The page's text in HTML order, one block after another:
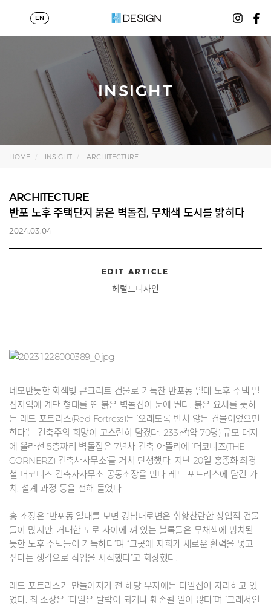
EN
INSIGHT
HOME INSIGHT ARCHITECTURE
ARCHITECTURE
반포 노후 주택단지 붉은 벽돌집, 무채색 도시를 밝히다
2024.03.04
EDIT ARTICLE
헤럴드디자인
네모반듯한 회색빛 콘크리트 건물로 가득찬 반포동 일대 노후 주택 밀
집지역에 계단 형태를 띤 붉은 벽돌집이 눈에 띈다. 붉은 요새를 뜻하
는 레드 포트리스(Red Fortress)는 ‘오래도록 변치 않는 건물이었으면
한다’는 건축주의 희망이 고스란히 담겼다. 233㎡(약 70평) 규모 대지
에 올라선 5층짜리 벽돌집은 7년차 건축 아뜰리에 ‘더코너즈(THE
CORNERZ) 건축사사무소’를 거쳐 탄생했다. 지난 20일 홍종화·최경
철 더코너즈 건축사사무소 공동소장을 만나 레드 포트리스에 담긴 가
치, 설계 과정 등을 전해 들었다.
홍 소장은 “반포동 일대를 보면 강남대로변은 휘황찬란한 상업적 건물
들이 많지만, 거대한 도로 사이에 껴 있는 블록들은 무채색에 방치된
듯한 노후 주택들이 가득하다”며 “그곳에 저희가 새로운 활력을 넣고
싶다는 생각으로 작업을 시작했다”고 회상했다.
레드 포트리스가 만들어지기 전 해당 부지에는 타일집이 자리하고 있
었다. 최 소장은 “타일은 탈락이 되거나 훼손될 일이 많다”며 “그래서인